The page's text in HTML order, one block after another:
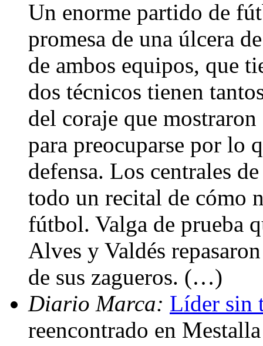
Un enorme partido de
promesa de una úlcera
de ambos equipos, que
dos técnicos tienen
del coraje que
para preocuparse por lo
defensa. Los centrales
todo un recital de cómo
fútbol. Valga de prueba
Alves y Valdés
de sus zagueros. (…)
Diario Marca: Líder sin
reencontrado en